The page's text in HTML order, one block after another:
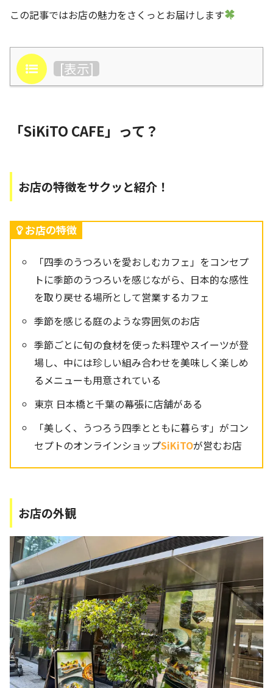
この記事ではお店の魅力をさくっとお届けします
目次 [表示]
「SiKiTO CAFE」って？
お店の特徴をサクッと紹介！
お店の特徴
「四季のうつろいを愛おしむカフェ」をコンセプ
トに季節のうつろいを感じながら、日本的な感性
を取り戻せる場所として営業するカフェ
季節を感じる庭のような雰囲気のお店
季節ごとに旬の食材を使った料理やスイーツが登
場し、中には珍しい組み合わせを美味しく楽しめ
るメニューも用意されている
東京 日本橋と千葉の幕張に店舗がある
「美しく、うつろう四季とともに暮らす」がコン
セプトのオンラインショップSiKiTOが営むお店
お店の外観